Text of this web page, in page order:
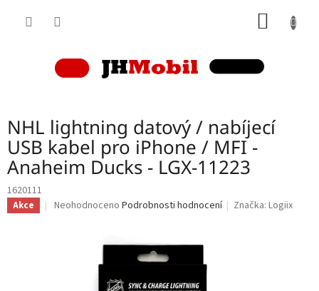
NHL lightning datový / nabíjecí
USB kabel pro iPhone / MFI -
Anaheim Ducks - LGX-11223
1620111
Akce
Průměrné
Neohodnoceno Podrobnosti hodnocení Značka:Logiix